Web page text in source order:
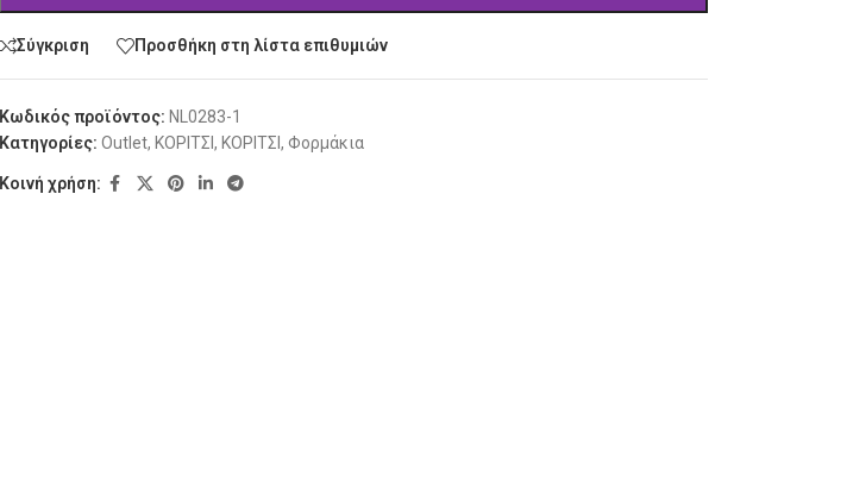
Σύγκριση Προσθήκη στη λίστα επιθυμιών
Κωδικός προϊόντος: NL0283-1
Κατηγορίες: Outlet, ΚΟΡΙΤΣΙ , ΚΟΡΙΤΣΙ , Φορμάκια
Κοινή χρήση: